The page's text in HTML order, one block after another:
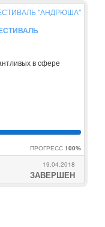
в сфере
ПРОГРЕСС 100%
19.04.2018
ЗАВЕРШЕН